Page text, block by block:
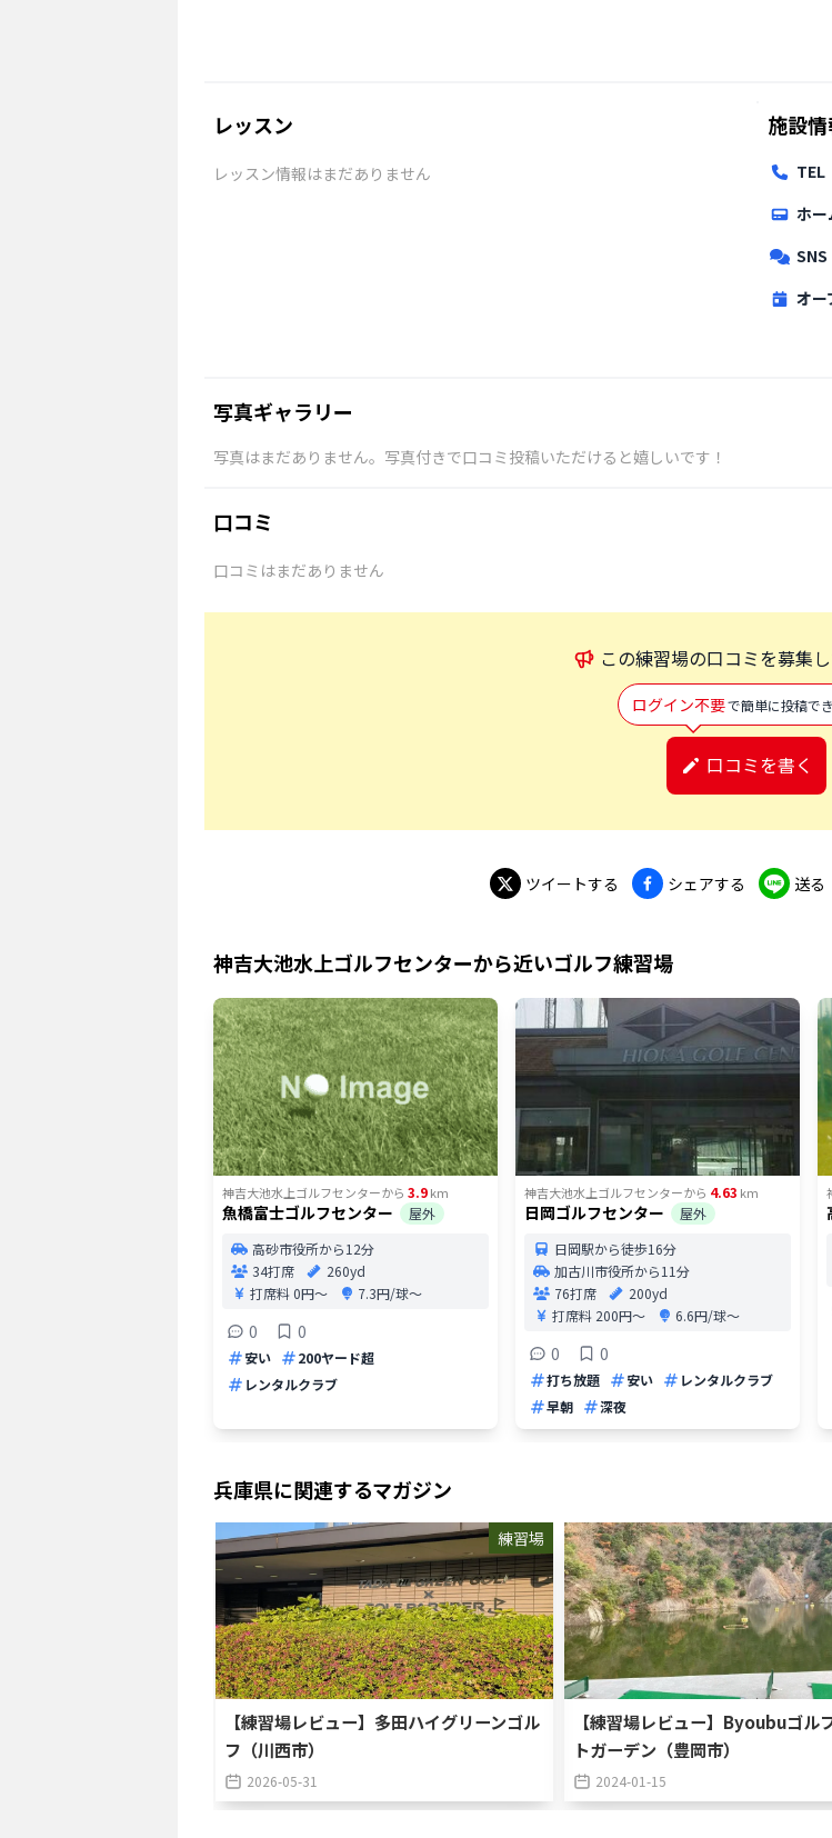
レッスン
レッスン情報はまだありません
施設
TEL
ホー
SNS
オー
写真ギャラリー
写真はまだありません。写真付きで口コミ投稿いただけると嬉しいです！
口コミ
口コミはまだありません
この練習場の口コミを募集
ログイン不要で簡単に投稿で
口コミを書く
ツイートする シェアする 送る
神吉大池水上ゴルフセンターから近いゴルフ練習場
神吉大池水上ゴルフセンターから 3.9km
魚橋富士ゴルフセンター
屋外
高砂市役所から12分
34打席
260yd
打席料0円〜 7.3円/球〜
0 0
安い
200ヤード超
レンタルクラブ
神吉大池水上ゴルフセンターから 4.63 km
日岡ゴルフセンター
屋外
日岡駅から徒歩16分
加古川市役所から11分
76打席
200yd
打席料 200円〜 6.6円/球〜
0 0
打ち放題 安い
レンタルクラブ
早朝
深夜
兵庫県に関連するマガジン
練習場
【練習場レビュー】多田ハイグリーンゴル
フ（川西市）
2026-05-31
【練習場レビュー】Byoubuゴル
トガーデン（豊岡市）
2024-01-15